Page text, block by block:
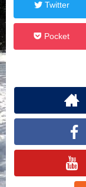
Twitter
Pocket